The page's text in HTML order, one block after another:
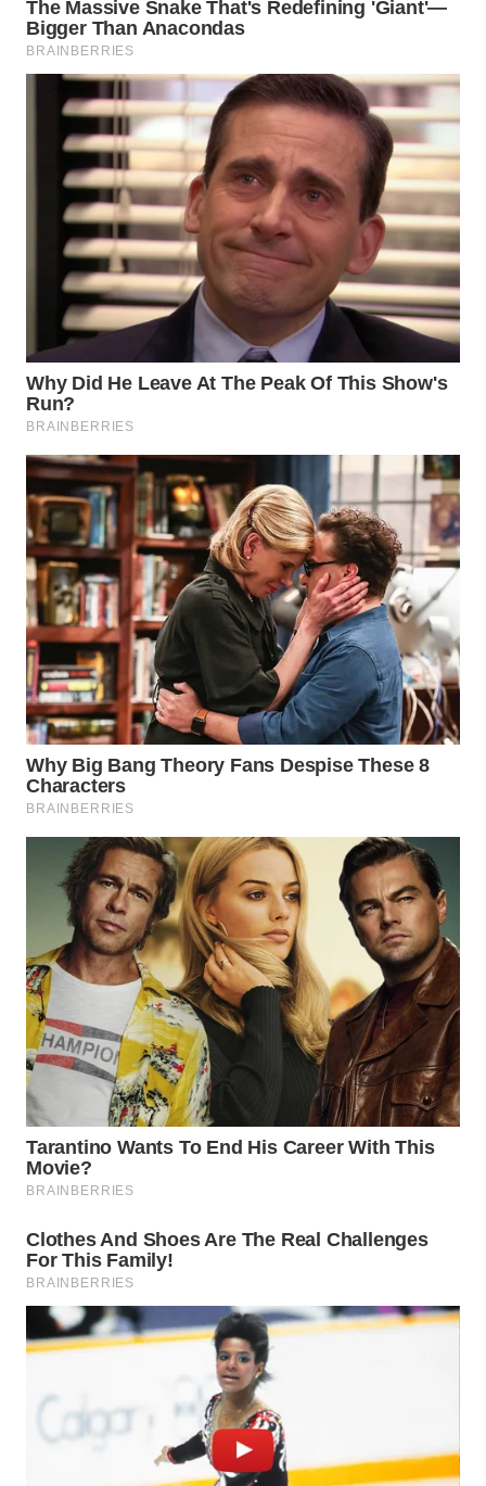
WN
TAPANULI
WN DELI
SERDANG
WN
TEBING
TINGGI
WN
PAKPAK
KARAWANG
WN
BEKASI
WN
BOGOR
WN
DEPOK
WN
TAPANULI
UTARA
WN
SAMOSIR
WN
PADANG
LAWAS
WN
SUMEDANG
CIANJUR
WN
SERIBU
WN
TANGERANG
WN